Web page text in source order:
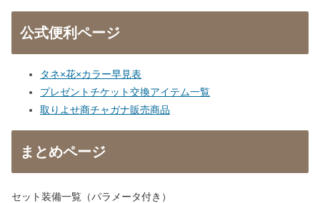
公式便利ページ
タネ×花×カラー早見表
プレゼントチケット交換アイテム一覧
取りよせ商チャガナ販売商品
まとめページ
セット装備一覧（パラメータ付き）